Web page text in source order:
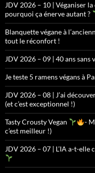
JDV 2026 – 10 | Véganiser
pourquoi ça énerve autant ?
Blanquette végane à
tout le réconfort !
JDV 2026 – 09 | 40 ans
Je teste 5 ramens végans à
JDV 2026 – 08 | J’ai
(et c’est exceptionnel !)
Tasty Crousty Vegan
-
c’est meilleur !)
JDV 2026 – 07 | L’IA a-t-elle